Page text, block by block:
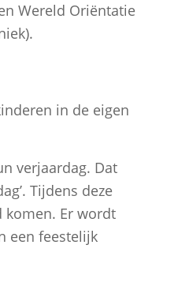
Wereld Oriëntatie
in de eigen
verjaardag. Dat
Tijdens deze
komen. Er wordt
een feestelijk